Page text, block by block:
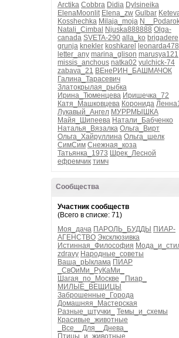
Arctika Cobbra Didia Dylsineika
ElenaMoonlit Elena_zw Gulbar
Kosshechka Milaja_moja
Natali_Cimbal Njuska888888 Olga-
canada SVETA-290 alla_ko brigadere
grunja knekler koshkarel
leonarda478
letter_any marina_glison marusya121
missis_anchous natka02 yulchick-74
zabava_21 ВЕнеРИН_БАШМАЧОК
Галина_Тарасевич
Златокрылая_рыбка
Ирина_Тюменцева Иришечка_72
Катя_Машковцева Коронида
Лукавый_Ангел МУРРМЫШКА
Майя_Шипеева Натали_Бабченко
Наталья_Вязалка Ольга_Вирт
Ольга_Хайруллина Ольга_шелк
СимСим Снежная_коза
Татьянка_1973 Шрек_Лесной
ефремчик тимч
Сообщества
Участник сообществ
(Всего в списке: 71)
Моя_дача ПАРОЛЬ_БУДДЫ ПИАР-
АГЕНСТВО Эксклюзивка
Истинная_Философия
zdravy Народные_советы
Ваша_рЫклама ПИАР
_СвОиМи_РуКаМи_
Шагая_по_Москве
_Пиар_
МИЛЫЕ_ВЕЩИЦЫ
Заброшенные_Города
Домашняя_Мастерская
Разные_штучки_
Темы_и_схемы
Красивые_животные
_Все__Для__Днева_
Птицы_и_животные